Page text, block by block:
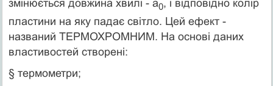
змінюється довжина хвилі - a0, і відповідно колір
пластини на яку падає світло. Цей ефект -
названий ТЕРМОХРОМНИМ. На основі даних
властивостей створені:
§ термометри;